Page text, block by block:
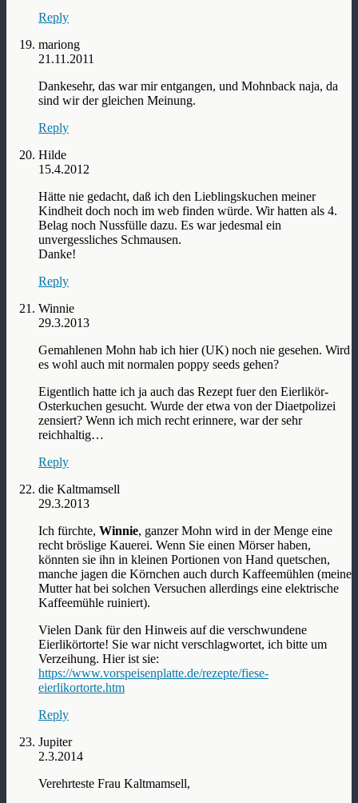
Reply
mariong
21.11.2011
Dankesehr, das war mir entgangen, und Mohnback naja, da
sind wir der gleichen Meinung.
Reply
Hilde
15.4.2012
Hätte nie gedacht, daß ich den Lieblingskuchen meiner
Kindheit doch noch im web finden würde. Wir hatten als 4.
Belag noch Nussfülle dazu. Es war jedesmal ein
unvergessliches Schmausen.
Danke!
Reply
Winnie
29.3.2013
Gemahlenen Mohn hab ich hier (UK) noch nie gesehen. Wird
es wohl auch mit normalen poppy seeds gehen?
Eigentlich hatte ich ja auch das Rezept fuer den Eierlikör-
Osterkuchen gesucht. Wurde der etwa von der Diaetpolizei
zensiert? Wenn ich mich recht erinnere, war der sehr
reichhaltig…
Reply
die Kaltmamsell
29.3.2013
Ich fürchte, Winnie, ganzer Mohn wird in der Menge eine
recht bröslige Kauerei. Wenn Sie einen Mörser haben,
könnten sie ihn in kleinen Portionen von Hand quetschen,
manche jagen die Körnchen auch durch Kaffeemühlen (meine
Mutter hat bei solchen Versuchen allerdings eine elektrische
Kaffeemühle ruiniert).
Vielen Dank für den Hinweis auf die verschwundene
Eierlikörtorte! Sie war nicht verschlagwortet, ich bitte um
Verzeihung. Hier ist sie:
https://www.vorspeisenplatte.de/rezepte/fiese-
eierlikortorte.htm
Reply
Jupiter
2.3.2014
Verehrteste Frau Kaltmamsell,